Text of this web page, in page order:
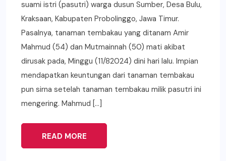
suami istri (pasutri) warga dusun Sumber, Desa Bulu,
Kraksaan, Kabupaten Probolinggo, Jawa Timur.
Pasalnya, tanaman tembakau yang ditanam Amir
Mahmud (54) dan Mutmainnah (50) mati akibat
dirusak pada, Minggu (11/82024) dini hari lalu. Impian
mendapatkan keuntungan dari tanaman tembakau
pun sirna setelah tanaman tembakau milik pasutri ini
mengering. Mahmud […]
READ MORE